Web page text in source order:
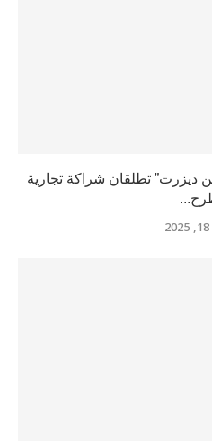
ديزرت” تطلقان شراكة تجارية